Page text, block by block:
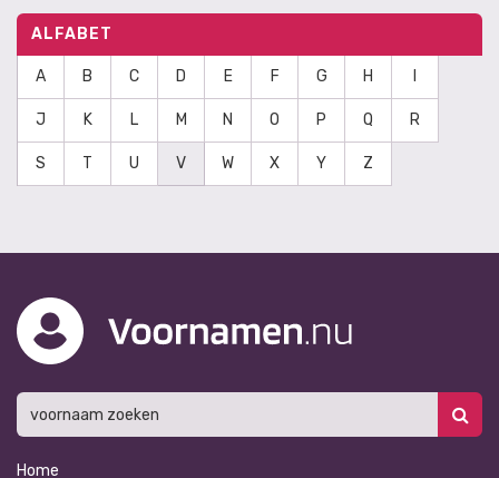
ALFABET
A B C D E F G H
J K L M N O P Q R
S T U V W X Y Z
Home